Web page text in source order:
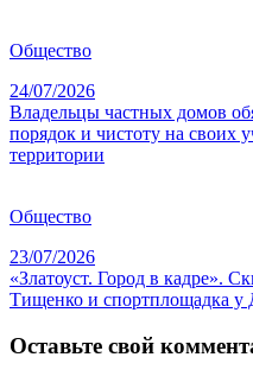
Общество
24/07/2026
Владельцы частных домов
порядок и чистоту на своих
территории
Общество
23/07/2026
«Златоуст. Город в кадре».
Тищенко и спортплощадка у
Оставьте свой